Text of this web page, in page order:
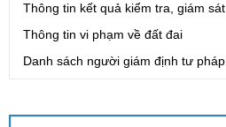
Thông tin kết quả kiểm tra, giám sát
Thông tin vi phạm về đất đai
Danh sách người giám định tư pháp